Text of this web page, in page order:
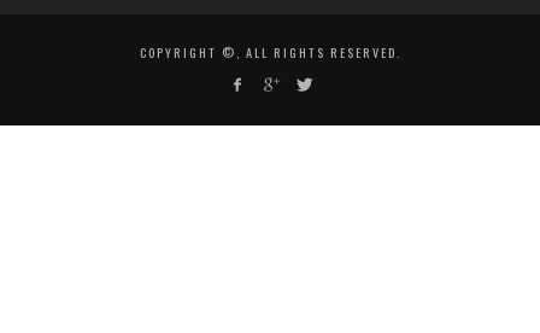
COPYRIGHT ©, ALL RIGHTS RESERVED.